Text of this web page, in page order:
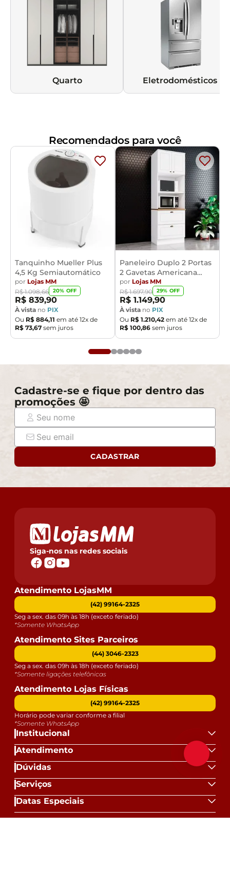
Quarto Eletrodomésticos
Recomendados para você
Tanquinho Mueller Plus
4,5 Kg Semiautomático
por Lojas MM
R$ 1.098,66 20% OFF
R$ 839,90
À vista no PIX
Ou R$ 884,11 em até 12x de
R$ 73,67 sem juros
Paneleiro Duplo 2 Portas
2 Gavetas Americana
Henn
por Lojas MM
R$ 1.697,90 29% OFF
R$ 1.149,90
À vista no PIX
Ou R$ 1.210,42 em até 12x de
R$ 100,86 sem juros
Cadastre-se e fique por dentro das
promoções 🤩
CADASTRAR
Siga-nos nas redes sociais
Institucional
Atendimento
Dúvidas
Serviços
Datas Especiais
Atendimento LojasMM
(42) 99164-2325
Seg a sex. das 09h às 18h (exceto feriado)
*Somente WhatsApp
Atendimento Sites Parceiros
(44) 3046-2323
Seg a sex. das 09h às 18h (exceto feriado)
*Somente ligações telefônicas
Atendimento Lojas Físicas
(42) 99164-2325
Horário pode variar conforme a filial
*Somente WhatsApp